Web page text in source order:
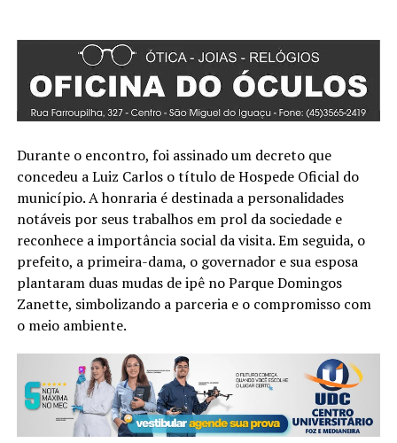
Durante o encontro, foi assinado um decreto que
concedeu a Luiz Carlos o título de Hospede Oficial do
município. A honraria é destinada a personalidades
notáveis por seus trabalhos em prol da sociedade e
reconhece a importância social da visita. Em seguida, o
prefeito, a primeira-dama, o governador e sua esposa
plantaram duas mudas de ipê no Parque Domingos
Zanette, simbolizando a parceria e o compromisso com
o meio ambiente.